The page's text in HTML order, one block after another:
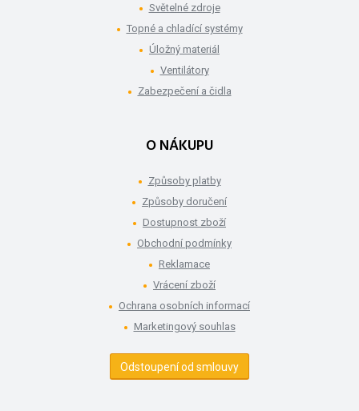
Světelné zdroje
Topné a chladící systémy
Úložný materiál
Ventilátory
Zabezpečení a čidla
O NÁKUPU
Způsoby platby
Způsoby doručení
Dostupnost zboží
Obchodní podmínky
Reklamace
Vrácení zboží
Ochrana osobních informací
Marketingový souhlas
Odstoupení od smlouvy